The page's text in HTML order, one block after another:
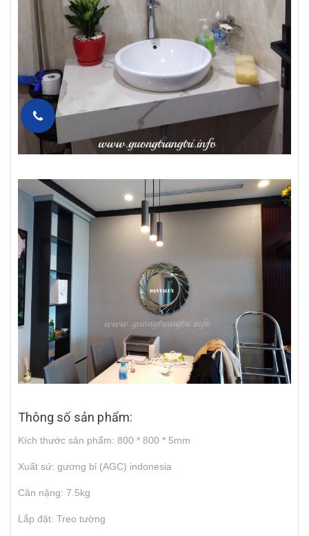
Thông số sản phẩm:
Kích thước sản phẩm: 800 * 800 * 5mm
Xuất sứ: gương bỉ (AGC) indonesia
Cân nặng: 7.5kg
Lắp đặt: Treo tường